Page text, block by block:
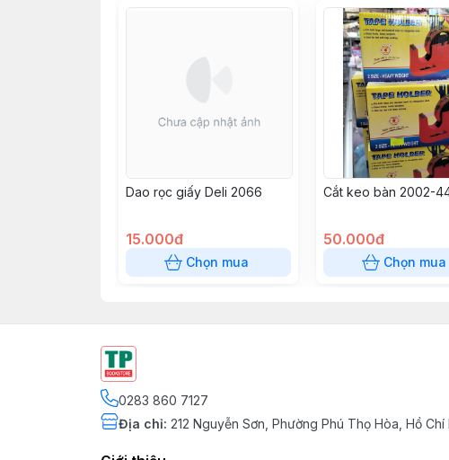
Dao rọc giấy Deli 2066
15.000đ
Chọn mua
Cắt keo bàn 2002-
50.000đ
Chọn mua
0283 860 7127
Địa chỉ: 212 Nguyễn Sơn, Phường Phú Thọ Hòa, Hồ